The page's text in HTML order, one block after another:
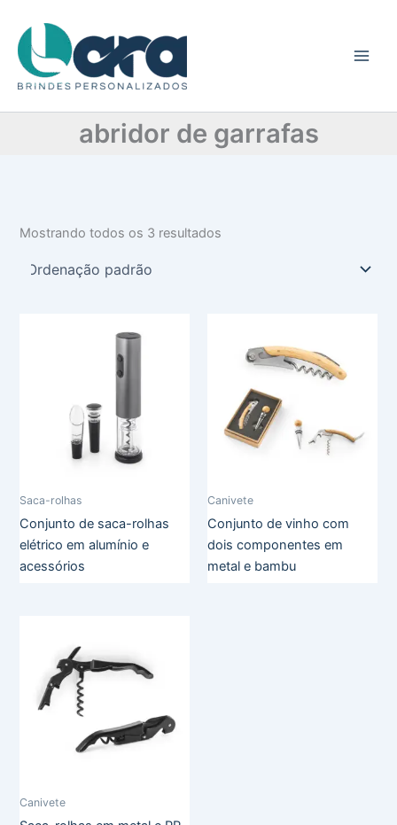
para
conteúdo
abridor de garrafas
t
e
r
Mostrando todos os 3 resultados
Saca-rolhas
Conjunto de saca-rolhas
elétrico em alumínio e
acessórios
Canivete
Conjunto de vinho com
dois componentes em
metal e bambu
Canivete